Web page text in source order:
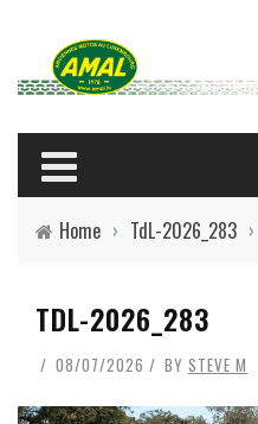
Home › TdL-2026_283 ›
TDL-2026_283
08/07/2026 BY STEVE M